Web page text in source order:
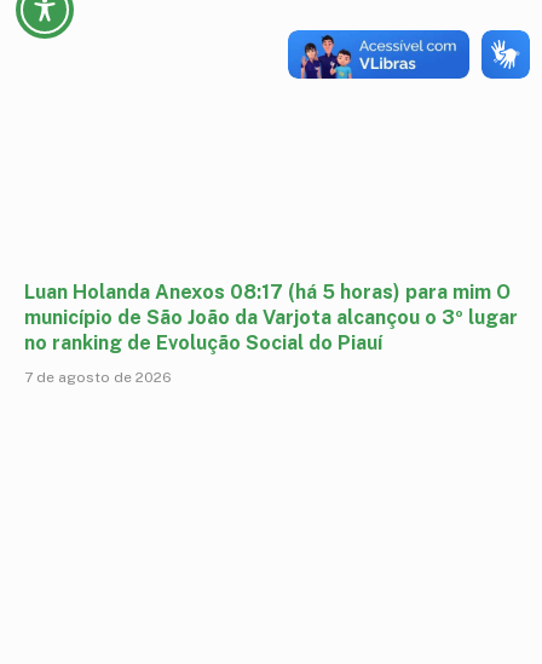
Luan Holanda Anexos 08:17 (há 5 horas) para mim O
município de São João da Varjota alcançou o 3º lugar
no ranking de Evolução Social do Piauí
7 de agosto de 2026